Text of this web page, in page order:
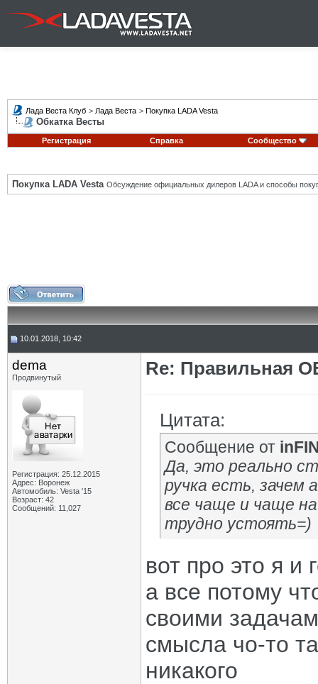
Лада Веста Клуб > Лада Веста > Покупка LADA Vesta
Обкатка Весты
Регистрация Справка Сообщество
Покупка LADA Vesta Обсуждение официальных дилеров LADA и способы
10.01.2018, 10:42
dema
Продвинутый
Регистрация: 25.12.2015
Адрес: Воронеж
Автомобиль: Vesta '15
Возраст: 42
Сообщений: 11,027
Re: Правильная
Цитата:
Сообщение от
Да, это реально
ручка есть, зачем
все чаще и чаще
трудно устоять=)
вот про это я и
а все потому
своими
смысла чо-то
никакого